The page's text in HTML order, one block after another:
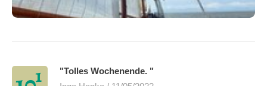
1
"Tolles Wochenende. "